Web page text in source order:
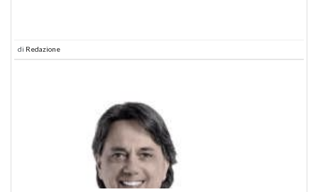
di Redazione